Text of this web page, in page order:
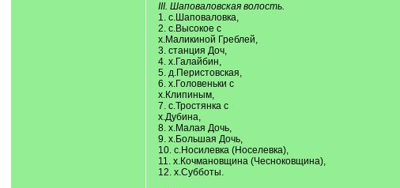
III. Шаповаловская волость.
1. с.Шаповаловка,
2. с.Высокое с
х.Маликиной Греблей,
3. станция Доч,
4. х.Галайбин,
5. д.Перистовская,
6. х.Головеньки с
х.Клипиным,
7. с.Тростянка с
х.Дубина,
8. х.Малая Дочь,
9. х.Большая Дочь,
10. с.Носилевка (Носелевка),
11. х.Кочмановщина (Чесноковщина),
12. х.Субботы.